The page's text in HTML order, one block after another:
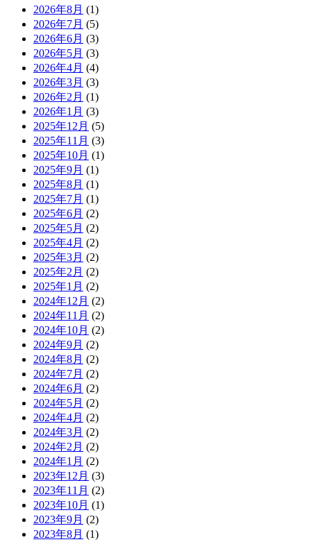
2026年8月 (1)
2026年7月 (5)
2026年6月 (3)
2026年5月 (3)
2026年4月 (4)
2026年3月 (3)
2026年2月 (1)
2026年1月 (3)
2025年12月 (5)
2025年11月 (3)
2025年10月 (1)
2025年9月 (1)
2025年8月 (1)
2025年7月 (1)
2025年6月 (2)
2025年5月 (2)
2025年4月 (2)
2025年3月 (2)
2025年2月 (2)
2025年1月 (2)
2024年12月 (2)
2024年11月 (2)
2024年10月 (2)
2024年9月 (2)
2024年8月 (2)
2024年7月 (2)
2024年6月 (2)
2024年5月 (2)
2024年4月 (2)
2024年3月 (2)
2024年2月 (2)
2024年1月 (2)
2023年12月 (3)
2023年11月 (2)
2023年10月 (1)
2023年9月 (2)
2023年8月 (1)